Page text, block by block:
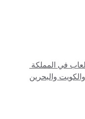
في المملكة
والبحرين